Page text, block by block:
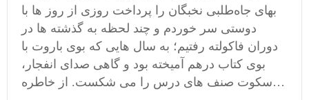
بهای جاه‌طلبی نخبگان را پرداخت روزی از روز ها با
دوستی سر خوردم و چند لحظه به گذشته ها در
دوران فاکولته رفتیم؛ به سال هایی که بوی باروت با
بوی کتاب درهم آمیخته بود و گاهی صدای انفجار،
سکوت صنف های درس را می شکست. از خاطره…